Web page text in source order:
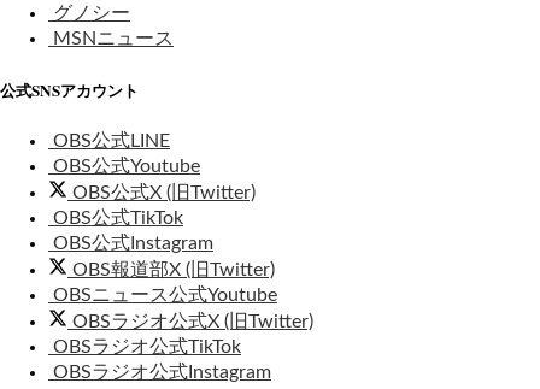
グノシー
MSNニュース
公式SNSアカウント
OBS公式LINE
OBS公式Youtube
OBS公式X (旧Twitter)
OBS公式TikTok
OBS公式Instagram
OBS報道部X (旧Twitter)
OBSニュース公式Youtube
OBSラジオ公式X (旧Twitter)
OBSラジオ公式TikTok
OBSラジオ公式Instagram